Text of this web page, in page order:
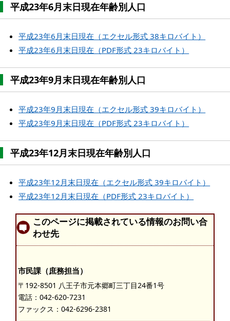
平成23年6月末日現在年齢別人口
平成23年6月末日現在（エクセル形式 38キロバイト）
平成23年6月末日現在（PDF形式 23キロバイト）
平成23年9月末日現在年齢別人口
平成23年9月末日現在（エクセル形式 39キロバイト）
平成23年9月末日現在（PDF形式 23キロバイト）
平成23年12月末日現在年齢別人口
平成23年12月末日現在（エクセル形式 39キロバイト）
平成23年12月末日現在（PDF形式 23キロバイト）
このページに掲載されている情報のお問い合
わせ先
市民課（庶務担当）
〒192-8501 八王子市元本郷町三丁目24番1号
電話： 042-620-7231
ファックス：042-6296-2381